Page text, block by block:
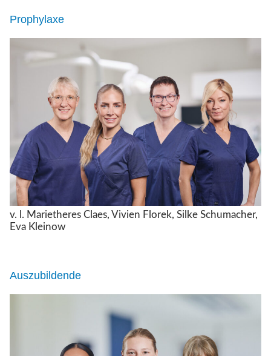
Prophylaxe
v. l. Marietheres Claes, Vivien Florek, Silke Schumacher,
Eva Kleinow
Auszubildende